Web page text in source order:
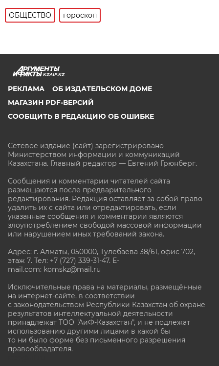
ОБЩЕСТВО гороскоп
KZAIF.KZ
РЕКЛАМА
ОБ ИЗДАТЕЛЬСКОМ ДОМЕ
МАГАЗИН PDF-ВЕРСИЙ
СООБЩИТЬ В РЕДАКЦИЮ ОБ ОШИБКЕ
Сетевое издание (сайт) зарегистрировано
Министерством информации и коммуникаций
Казахстана. Главный редактор — Евгений Грюнберг.
Сообщения и комментарии читателей сайта
размещаются после предварительного
редактирования. Редакция оставляет за собой право
удалить их с сайта или отредактировать, если
указанные сообщения и комментарии являются
злоупотреблением свободой массовой информации
или нарушением иных требований закона.
Адрес: г. Алматы, 050000, Тулебаева 38/61, офис 702,
этаж 7. Тел: +7 (727) 339-31-47. E-
mail.com: komskz@mail.ru
Исключительные права на материалы, размещённые
на интернет-сайте, в соответствии
с законодательством Республики Казахстан об охране
результатов интеллектуальной деятельности
принадлежат ТОО "АиФ-Казахстан", и не подлежат
использованию другими лицами в какой бы
то ни было форме без письменного разрешения
правообладателя.